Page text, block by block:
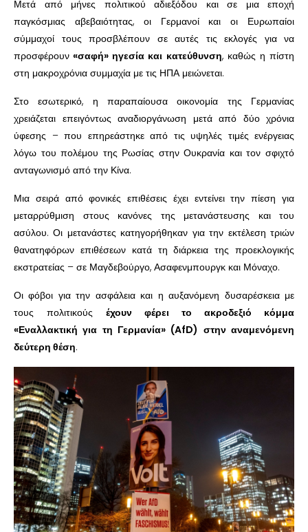
Μετά από μήνες πολιτικού αδιεξόδου και σε μια εποχή
παγκόσμιας αβεβαιότητας, οι Γερμανοί και οι Ευρωπαίοι
σύμμαχοί τους προσβλέπουν σε αυτές τις εκλογές για να
προσφέρουν «σαφή» ηγεσία και κατεύθυνση, καθώς η πίστη
στη μακροχρόνια συμμαχία με τις ΗΠΑ μειώνεται.
Στο εσωτερικό, η παραπαίουσα οικονομία της Γερμανίας
χρειάζεται επειγόντως αναδιοργάνωση μετά από δύο χρόνια
ύφεσης – που επηρεάστηκε από τις υψηλές τιμές ενέργειας
λόγω του πολέμου της Ρωσίας στην Ουκρανία και τον σφιχτό
ανταγωνισμό από την Κίνα.
Μια σειρά από φονικές επιθέσεις έχει εντείνει την πίεση για
μεταρρύθμιση στους κανόνες της μετανάστευσης και του
ασύλου. Οι μετανάστες κατηγορήθηκαν για την εκτέλεση τριών
θανατηφόρων επιθέσεων κατά τη διάρκεια της προεκλογικής
εκστρατείας – σε Μαγδεβούργο, Ασαφενμπουργκ και Μόναχο.
Οι φόβοι για την ασφάλεια και η αυξανόμενη δυσαρέσκεια με
τους πολιτικούς έχουν φέρει το ακροδεξιό κόμμα
«Εναλλακτική για τη Γερμανία» (AfD) στην αναμενόμενη
δεύτερη θέση.